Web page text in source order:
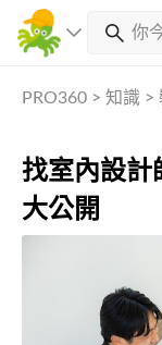
PRO360 > 知識 >
找室內設計
大公開